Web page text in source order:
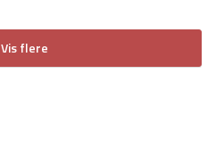
Vis flere